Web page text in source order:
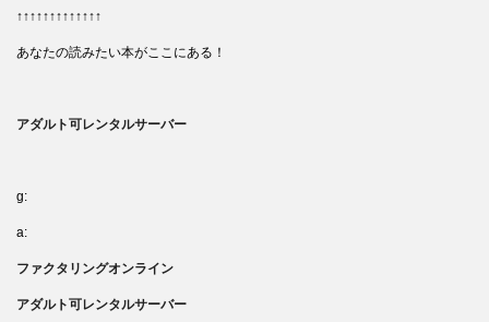
↑↑↑↑↑↑↑↑↑↑↑↑↑
あなたの読みたい本がここにある！
アダルト可レンタルサーバー
g:
a:
ファクタリングオンライン
アダルト可レンタルサーバー